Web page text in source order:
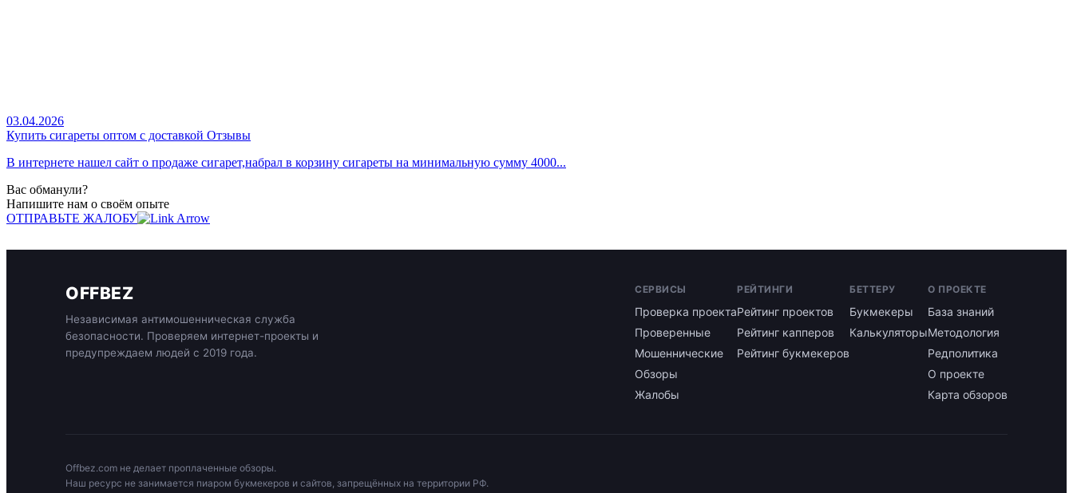
03.04.2026
Купить сигареты оптом с доставкой Отзывы
В интернете нашел сайт о продаже сигарет,набрал в корзину сигареты на минимальную сумму 4000...
Вас обманули?
Напишите нам о своём опыте
ОТПРАВЬТЕ ЖАЛОБУ
OFFBEZ
Независимая антимошенническая служба
безопасности. Проверяем интернет-проекты и
предупреждаем людей с 2019 года.
СЕРВИСЫ
Проверка проекта
Проверенные
Мошеннические
Обзоры
Жалобы
РЕЙТИНГИ
Рейтинг проектов
Рейтинг капперов
Рейтинг букмекеров
БЕТТЕРУ
Букмекеры
Калькуляторы
О ПРОЕКТЕ
База знаний
Методология
Редполитика
О проекте
Карта обзоров
Offbez.com не делает проплаченные обзоры.
Наш ресурс не занимается пиаром букмекеров и сайтов, запрещённых на территории РФ.